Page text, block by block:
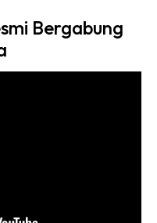
Bergabung